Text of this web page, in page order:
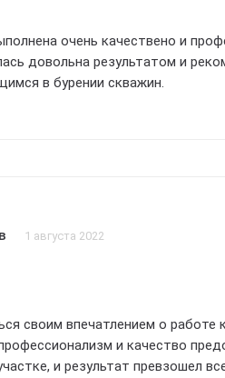
очень качествено и
довольна результатом и
в бурении скважин.
1 августа 2022
своим впечатлением о работе
и качество
и результат превзошел